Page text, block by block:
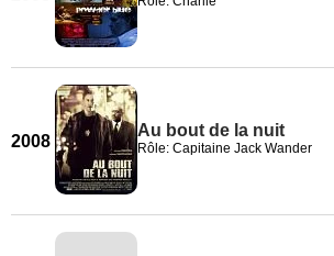
2008
Au bout de la nuit
Rôle: Capitaine Jack Wander